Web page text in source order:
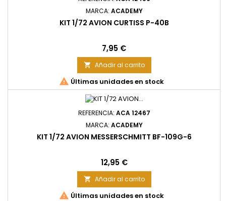
MARCA: ACADEMY
KIT 1/72 AVION CURTISS P-40B
Precio
7,95 €
 Añadir al carrito
 Últimas unidades en stock
REFERENCIA: ACA 12467
MARCA: ACADEMY
KIT 1/72 AVION MESSERSCHMITT BF-109G-6
Precio
12,95 €
 Añadir al carrito
 Últimas unidades en stock